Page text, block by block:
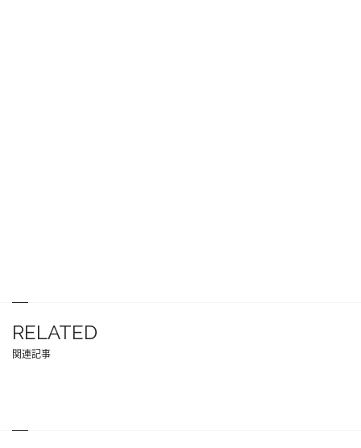
RELATED
関連記事